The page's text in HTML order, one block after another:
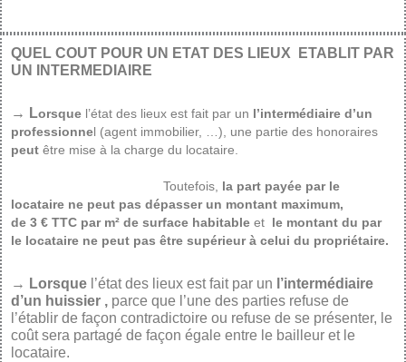
QUEL COUT POUR UN ETAT DES LIEUX ETABLIT PAR
UN INTERMEDIAIRE
→ Lorsque l’état des lieux est fait par un l’intermédiaire d’un
professionne l (agent immobilier, …), une partie des honoraires
peut être mise à la charge du locataire.
Toutefois, la part payée par le
locataire ne peut pas dépasser un montant maximum,
de 3 € TTC par m² de surface habitable et le montant du par
le locataire ne peut pas être supérieur à celui du propriétaire.
→ Lorsque l’état des lieux est fait par un l’intermédiaire
d’un huissier , parce que l’une des parties refuse de
l’établir de façon contradictoire ou refuse de se présenter, le
coût sera partagé de façon égale entre le bailleur et le
locataire.